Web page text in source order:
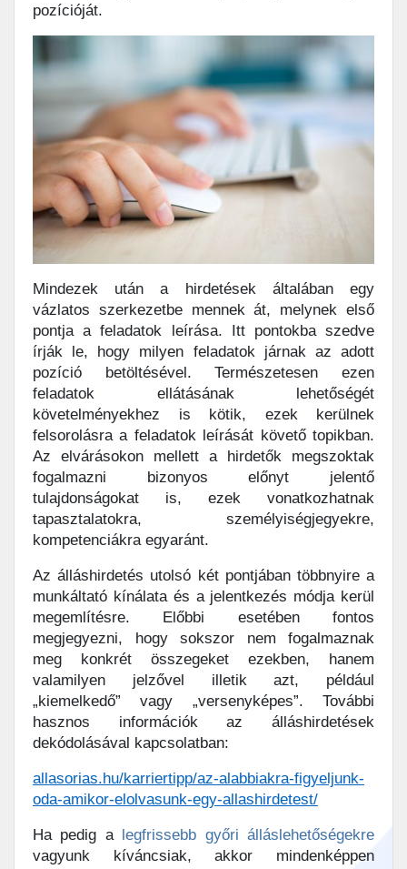
pozícióját.
Mindezek után a hirdetések általában egy
vázlatos szerkezetbe mennek át, melynek első
pontja a feladatok leírása. Itt pontokba szedve
írják le, hogy milyen feladatok járnak az adott
pozíció betöltésével. Természetesen ezen
feladatok ellátásának lehetőségét
követelményekhez is kötik, ezek kerülnek
felsorolásra a feladatok leírását követő topikban.
Az elvárásokon mellett a hirdetők megszoktak
fogalmazni bizonyos előnyt jelentő
tulajdonságokat is, ezek vonatkozhatnak
tapasztalatokra, személyiségjegyekre,
kompetenciákra egyaránt.
Az álláshirdetés utolsó két pontjában többnyire a
munkáltató kínálata és a jelentkezés módja kerül
megemlítésre. Előbbi esetében fontos
megjegyezni, hogy sokszor nem fogalmaznak
meg konkrét összegeket ezekben, hanem
valamilyen jelzővel illetik azt, például
„kiemelkedő” vagy „versenyképes”. További
hasznos információk az álláshirdetések
dekódolásával kapcsolatban:
allasorias.hu/karriertipp/az-alabbiakra-figyeljunk-
oda-amikor-elolvasunk-egy-allashirdetest/
Ha pedig a legfrissebb győri álláslehetőségekre
vagyunk kíváncsiak, akkor mindenképpen